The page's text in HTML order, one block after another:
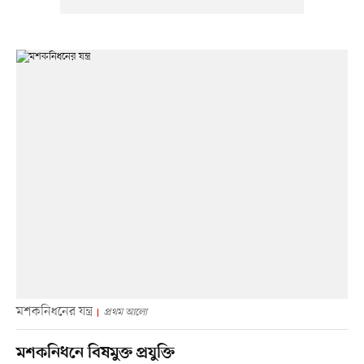
মশকনিধনের যন্ত্র প্রথম আলো
মশকনিধনে বিষমুক্ত প্রযুক্তি